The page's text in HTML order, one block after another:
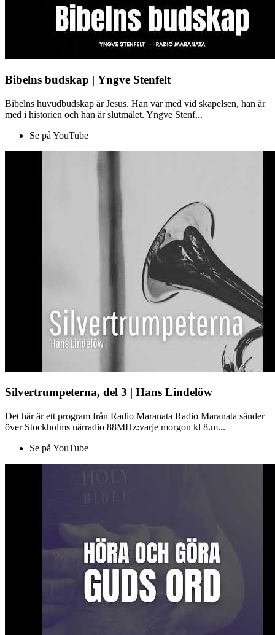
Bibelns budskap | Yngve Stenfelt
Bibelns huvudbudskap är Jesus. Han var med vid skapelsen, han är
med i historien och han är slutmålet. Yngve Stenf...
Se på YouTube
Silvertrumpeterna, del 3 | Hans Lindelöw
Det här är ett program från Radio Maranata Radio Maranata sänder
över Stockholms närradio 88MHz:varje morgon kl 8.m...
Se på YouTube